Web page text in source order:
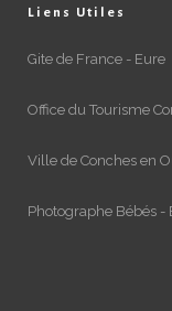
Liens Utiles
Gite de France - Eure
Office du Tourisme
Ville de Conches en
Photographe Bébés -